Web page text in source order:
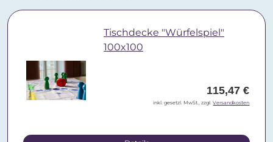
Tischdecke "Würfelspiel"
100x100
115,47 €
inkl. gesetzl. MwSt., zzgl.Versandkosten